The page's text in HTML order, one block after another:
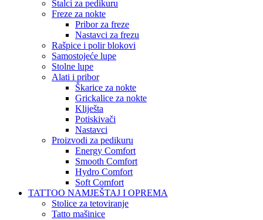
Stalci za pedikuru
Freze za nokte
Pribor za freze
Nastavci za frezu
Rašpice i polir blokovi
Samostojeće lupe
Stolne lupe
Alati i pribor
Škarice za nokte
Grickalice za nokte
Kliješta
Potiskivači
Nastavci
Proizvodi za pedikuru
Energy Comfort
Smooth Comfort
Hydro Comfort
Soft Comfort
TATTOO NAMJEŠTAJ I OPREMA
Stolice za tetoviranje
Tatto mašinice